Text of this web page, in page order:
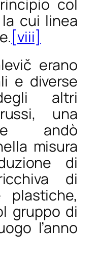
col
cui linea
[viii]
erano
e diverse
altri
una
andò
misura
di
di
plastiche,
gruppo di
l’anno